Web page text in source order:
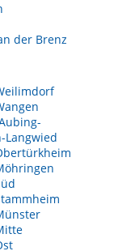
der Brenz
Langwied